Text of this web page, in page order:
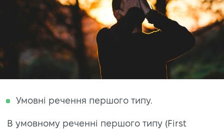
Умовні речення першого типу.
В умовному реченні першого типу (First